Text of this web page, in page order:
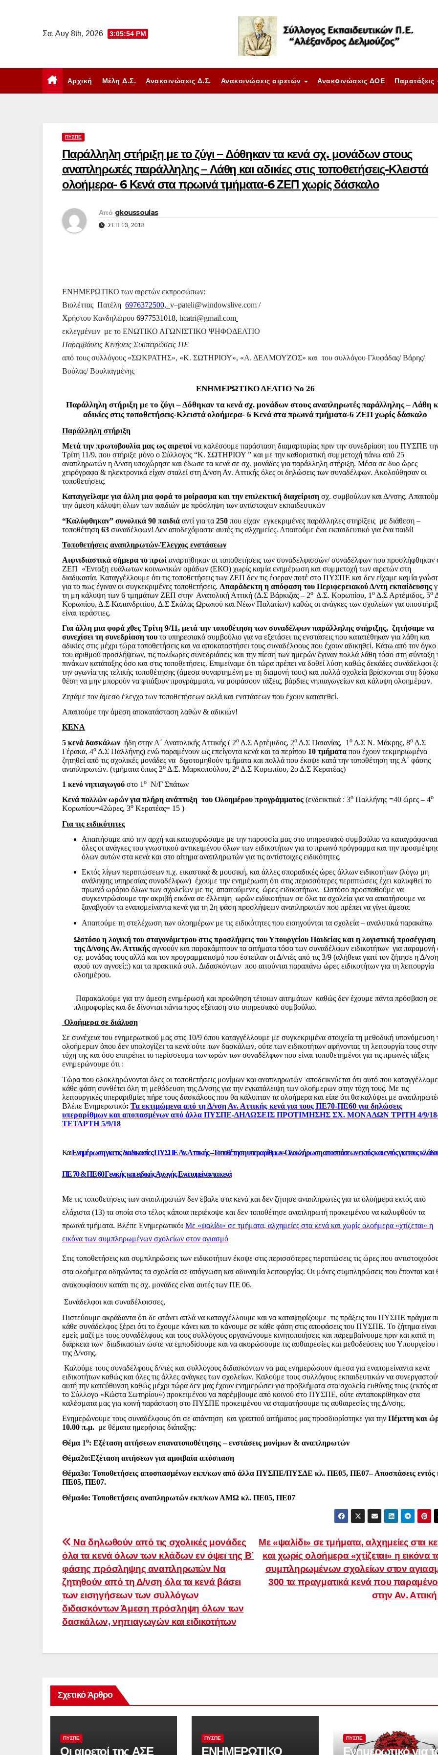
Σα. Αυγ 8th, 2026 3:05:55 PM
Αρχική Μέλη Δ.Σ. Ανακοινώσεις Δ.Σ. Ανακοινώσεις αιρετών Ανακoινώσεις ΔΟΕ Παρατάξεις
ΠΥΣΠΕ
Παράλληλη στήριξη με το ζύγι – Δόθηκαν τα κενά σχ. μονάδων στους
αναπληρωτές παράλληλης – Λάθη και αδικίες στις τοποθετήσεις-Κλειστά
ολοήμερα- 6 Κενά στα πρωινά τμήματα-6 ΖΕΠ χωρίς δάσκαλο
Από gkoussoulas
ΣΕΠ 13, 2018
ΕΝΗΜΕΡΩΤΙΚΟ των αιρετών εκπροσώπων:
Βιολέττας Πατέλη 6976372500, v–pateli@windowslive.com /
Χρήστου Κανδηλώρου 6977531018, hcatri@gmail.com
εκλεγμένων με το ΕΝΩΤΙΚΟ ΑΓΩΝΙΣΤΙΚΟ ΨΗΦΟΔΕΛΤΙΟ
Παρεμβάσεις Κινήσεις Συσπειρώσεις ΠΕ
από τους συλλόγους «ΣΩΚΡΑΤΗΣ», «Κ. ΣΩΤΗΡΙΟΥ», «Α. ΔΕΛΜΟΥΖΟΣ» και του συλλόγου Γλυφάδας/ Βάρης/
Βούλας/ Βουλιαγμένης
ΕΝΗΜΕΡΩΤΙΚΟ ΔΕΛΤΙΟ Νο 26
Παράλληλη στήριξη με το ζύγι – Δόθηκαν τα κενά σχ. μονάδων στους αναπληρωτές παράλληλης – Λάθη
αδικίες στις τοποθετήσεις-Κλειστά ολοήμερα- 6 Κενά στα πρωινά τμήματα-6 ΖΕΠ χωρίς δάσκαλο
Παράλληλη στήριξη
Μετά την πρωτοβουλία μας ως αιρετοί να καλέσουμε παράσταση διαμαρτυρίας πριν την συνεδρίαση του ΠΥΣΠΕ
Τρίτη 11/9, που στήριξε μόνο ο Σύλλογος “Κ. ΣΩΤΗΡΙΟΥ ” και με την καθοριστική συμμετοχή πάνω από 25
αναπληρωτών η Δ/νση υποχώρησε και έδωσε τα κενά σε σχ. μονάδες για παράλληλη στήριξη. Μέσα σε δυο ώρες
χειρόγραφα & ηλεκτρονικά είχαν σταλεί στη Δ/νση Αν. Αττικής όλες οι δηλώσεις των συναδέλφων. Ακολούθησαν οι
τοποθετήσεις.
Καταγγείλαμε για άλλη μια φορά το μοίρασμα και την επιλεκτική διαχείριση σχ. συμβούλων και Δ/νσης.
την άμεση κάλυψη όλων των παιδιών με πρόσληψη των αντίστοιχων εκπαιδευτικών
“Καλύφθηκαν” συνολικά 90 παιδιά αντί για τα 250 που είχαν εγκεκριμένες παράλληλες στηρίξεις με διάθεση –
τοποθέτηση 63 συναδέλφων! Δεν αποδεχόμαστε αυτές τις αλχημείες. Απαιτούμε ένα εκπαιδευτικό για ένα παιδί!
Τοποθετήσεις αναπληρωτών-Έλεγχος ενστάσεων
Αιφνιδιαστικά σήμερα το πρωί αναρτήθηκαν οι τοποθετήσεις των συναδελφισσών/ συναδέλφων που προσλήφθηκαν
ΖΕΠ «Ένταξη ευάλωτων κοινωνικών ομάδων (ΕΚΟ) χωρίς καμία ενημέρωση και συμμετοχή των αιρετών στη
διαδικασία. Καταγγέλλουμε ότι τις τοποθετήσεις των ΖΕΠ δεν τις έφεραν ποτέ στο ΠΥΣΠΕ και δεν είχαμε καμία
για το πως έγιναν οι συγκεκριμένες τοποθετήσεις. Απαράδεκτη η απόφαση του Περιφερειακού Δ/ντη εκπαίδευσης
τη μη κάλυψη των 6 τμημάτων ΖΕΠ στην Ανατολική Αττική (Δ.Σ Βάρκιζας – 2ο Δ.Σ. Κορωπίου, 1 ο Δ.Σ Αρτέμιδος, 5ο
Κορωπίου, Δ.Σ Καπανδριτίου, Δ.Σ Σκάλας Ωρωπού και Νέων Παλατίων) καθώς οι ανάγκες των σχολείων για
είναι τεράστιες.
Για άλλη μια φορά χθες Τρίτη 9/11, μετά την τοποθέτηση των συναδέλφων παράλληλης στήριξης, ζητήσαμε να
συνεχίσει τη συνεδρίαση του το υπηρεσιακό συμβούλιο για να εξετάσει τις ενστάσεις που κατατέθηκαν για λάθη και
αδικίες στις μέχρι τώρα τοποθετήσεις και να αποκαταστήσει τους συναδέλφους που έχουν αδικηθεί. Κάτω από τον όγκο
του αριθμού προσλήψεων, τις πολύωρες συνεδριάσεις και την πίεση των ημερών έγιναν πολλά λάθη τόσο στη σύνταξη
πινάκων κατάταξης όσο και στις τοποθετήσεις. Επιμείναμε ότι τώρα πρέπει να δοθεί λύση καθώς δεκάδες συνάδελφοι
την αγωνία της τελικής τοποθέτησης (άμεσα συναρτημένη με τη διαμονή τους) και πολλά σχολεία βρίσκονται στη
θέση να μην μπορούν να φτιάξουν προγράμματα, να μοιράσουν τάξεις, βάρδιες νηπιαγωγείων και κάλυψη ολοημέρων.
Ζητάμε τον άμεσο έλεγχο των τοποθετήσεων αλλά και ενστάσεων που έχουν κατατεθεί.
Απαιτούμε την άμεση αποκατάσταση λαθών & αδικιών!
ΚΕΝΑ
5 κενά δασκάλων ήδη στην Α΄ Ανατολικής Αττικής ( 2ο Δ.Σ Αρτέμιδος, 2ο Δ.Σ Παιανίας, 1 ο Δ.Σ Ν. Μάκρης, 8ο Δ.Σ
Γέρακα, 4ο Δ.Σ Παλλήνης) ενώ παραμένουν ως επείγοντα κενά και τα περίπου 10 τμήματα που έχουν τεκμηριωμένα
ζητηθεί από τις σχολικές μονάδες να διχοτομηθούν τμήματα και πολλά που έκοψε κατά την τοποθέτηση της Α΄ φάσης
αναπληρωτών. (τμήματα όπως 2ο Δ.Σ. Μαρκοπούλου, 2ο Δ.Σ Κορωπίου, 2ο Δ.Σ Κερατέας)
1 κενό νηπιαγωγού στο 1 ο Ν/Γ Σπάτων
Κενά πολλών ωρών για πλήρη ανάπτυξη του Ολοημέρου προγράμματος (ενδεικτικά : 3ο Παλλήνης =40 ώρες – 4ο
Κορωπίου=42ώρες, 3ο Κερατέας= 15 )
Για τις ειδικότητες
Απαιτήσαμε από την αρχή και κατοχυρώσαμε με την παρουσία μας στο υπηρεσιακό συμβούλιο να καταγράφονται
όλες οι ανάγκες του γνωστικού αντικειμένου όλων των ειδικοτήτων για το πρωινό πρόγραμμα και την
όλων αυτών στα κενά και στο αίτημα αναπληρωτών για τις αντίστοιχες ειδικότητες.
Εκτός λίγων περιπτώσεων π.χ. εικαστικά & μουσική, και άλλες σποραδικές ώρες άλλων ειδικοτήτων (λόγω μη
ανάληψης υπηρεσίας συναδέλφων) έχουμε την ενημέρωση ότι στις περισσότερες περιπτώσεις έχει καλυφθεί το
πρωινό ωράριο όλων των σχολείων με τις απαιτούμενες ώρες ειδικοτήτων. Ωστόσο προσπαθούμε να
συγκεντρώσουμε την ακριβή εικόνα σε έλλειψη ωρών ειδικοτήτων σε όλα τα σχολεία για να απαιτήσουμε να
ξαναβγούν τα εναπομείναντα κενά για τη 2η φάση προσλήψεων αναπληρωτών που πρέπει να γίνει άμεσα.
Απαιτούμε τη στελέχωση των ολοημέρων με τις ειδικότητες που εισηγούνται τα σχολεία – αναλυτικά παρακάτω
Ωστόσο η λογική του σταγονόμετρου στις προσλήψεις του Υπουργείου Παιδείας και η λογιστική προσέγγιση
της Δ/νσης Αν. Αττικής αγνοούν και παρακάμπτουν τα αιτήματα τόσο των συναδέλφων ειδικοτήτων για παραμονή
σχ. μονάδας τους αλλά και τον προγραμματισμό που έστειλαν οι Δ/ντές από τις 3/9 (αλήθεια γιατί τον ζήτησε η Δ/νση
αφού τον αγνοεί;;) και τα πρακτικά συλ. Διδασκόντων που αιτούνται παραπάνω ώρες ειδικοτήτων για τη λειτουργία
ολοημέρου.
Παρακαλούμε για την άμεση ενημέρωσή και προώθηση τέτοιων αιτημάτων καθώς δεν έχουμε πάντα πρόσβαση σε
πληροφορίες και δε δίνονται πάντα προς εξέταση στο υπηρεσιακό συμβούλιο.
Ολοήμερα σε διάλυση
Σε συνέχεια του ενημερωτικού μας στις 10/9 όπου καταγγέλλουμε με συγκεκριμένα στοιχεία τη μεθοδική υπονόμευση
ολοήμερων όπου δεν υπολογίζει τα κενά ούτε των δασκάλων, ούτε των ειδικοτήτων αφήνοντας τη λειτουργία τους στην
τύχη της και όσο επιτρέπει το περίσσευμα των ωρών των συναδέλφων που είναι τοποθετημένοι για τις πρωινές τάξεις
ενημερώνουμε ότι :
Τώρα που ολοκληρώνονται όλες οι τοποθετήσεις μονίμων και αναπληρωτών αποδεικνύεται ότι αυτό που
κάθε φάση συνθέτει όλη τη μεθόδευση της Δ/νσης για την εγκατάλειψη των ολοήμερων στην τύχη τους. Με τις
λειτουργικές υπεραριθμίες πήρε τους δασκάλους που θα κάλυπταν τα ολοήμερα και είπε ότι θα καλύψει με
Βλέπε Ενημερωτικό: Τα εκτιμώμενα από τη Δ/νση Αν. Αττικής κενά για τους ΠΕ70-ΠΕ60 για δηλώσεις
υπεραρίθμων και αποπασμένων από άλλα ΠΥΣΠΕ-ΔΗΛΩΣΕΙΣ ΠΡΟΤΙΜΗΣΗΣ ΣΧ. ΜΟΝΑΔΩΝ ΤΡΙΤΗ 4/9/
ΤΕΤΑΡΤΗ 5/9/18
ΚαιΕνημέρωση για τις διαδικασίες ΠΥΣΠΕ Αν. Αττικής –Τοποθέτηση υπεραρίθμων-Ολοκλήρωση αποσπάσεων εκτός και εντός για τους
ΠΕ 70 & ΠΕ 60 Γενικής και ειδικής Αγωγής-Εναπομείναντα κενά
Με τις τοποθετήσεις των αναπληρωτών δεν έβαλε στα κενά και δεν ζήτησε αναπληρωτές για τα ολοήμερα εκτός από
ελάχιστα (13) τα οποία στο τέλος κάποια περιέκοψε και δεν τοποθέτησε αναπληρωτή προκειμένου να καλυφθούν τα
πρωινά τμήματα. Βλέπε Ενημερωτικό: Με «ψαλίδι» σε τμήματα, αλχημείες στα κενά και χωρίς ολοήμερα «χτίζεται» η
εικόνα των συμπληρωμένων σχολείων στον αγιασμό
Στις τοποθετήσεις και συμπληρώσεις των ειδικοτήτων έκοψε στις περισσότερες περιπτώσεις τις ώρες που
στα ολοήμερα οδηγώντας τα σχολεία σε απόγνωση και αδυναμία λειτουργίας. Οι μόνες συμπληρώσεις που έπονται και
ανακουφίσουν κατάτι τις σχ. μονάδες είναι αυτές των ΠΕ 06.
Συνάδελφοι και συναδέλφισσες,
Πιστεύουμε ακράδαντα ότι δε φτάνει απλά να καταγγέλλουμε και να καταψηφίζουμε τις πράξεις του ΠΥΣΠΕ πράγμα
κάθε συνάδελφος ξέρει ότι το έχουμε κάνει και το κάνουμε σε κάθε φάση στις αποφάσεις του ΠΥΣΠΕ. Το ζήτημα είναι
εμείς μαζί με τους συναδέλφους και τους συλλόγους οργανώνουμε κινητοποιήσεις και παρεμβαίνουμε πριν και κατά τη
διάρκεια των διαδικασιών ώστε να εμποδίσουμε και να ακυρώσουμε τις αυθαιρεσίες και μεθοδεύσεις του Υπουργείου
της Δ/νσης.
Καλούμε τους συναδέλφους δ/ντές και συλλόγους διδασκόντων να μας ενημερώσουν άμεσα για εναπομείναντα κενά
ειδικοτήτων καθώς και όλες τις άλλες ανάγκες των σχολείων. Καλούμε τους συλλόγους εκπαιδευτικών να
αυτή την κατεύθυνση καθώς μέχρι τώρα δεν μας έχουν ενημερώσει για προβλήματα στα σχολεία ευθύνης τους (εκτός
το Σύλλογο «Κώστα Σωτηρίου») προκειμένου να παρέμβουμε από κοινού στο ΠΥΣΠΕ, ούτε ανταποκρίθηκαν στα
καλέσματα μας για κοινή παράσταση στο ΠΥΣΠΕ προκειμένου να σταματήσουμε τις αυθαιρεσίες της Δ/νσης.
Ενημερώνουμε τους συναδέλφους ότι σε απάντηση και γραπτού αιτήματος μας προσδιορίστηκε για την Πέμπτη και
10.00 π.μ. με θέματα ημερήσιας διάταξης:
Θέμα 1ο: Εξέταση αιτήσεων επανατοποθέτησης – ενστάσεις μονίμων & αναπληρωτών
Θέμα2ο:Εξέταση αιτήσεων για αμοιβαία απόσπαση
Θέμα3ο: Τοποθετήσεις αποσπασμένων εκπ/κων από άλλα ΠΥΣΠΕ/ΠΥΣΔΕ κλ. ΠΕ05, ΠΕ07– Αποσπάσεις εντός
ΠΕ05, ΠΕ07.
Θέμα4ο: Τοποθετήσεις αναπληρωτών εκπ/κων ΑΜΩ κλ. ΠΕ05, ΠΕ07
Πλοήγηση
άρθρων
Με «ψαλίδι» σε τμήματα, αλχημείες στα
και χωρίς ολοήμερα «χτίζεται» η εικόνα
συμπληρωμένων σχολείων στον
300 τα πραγματικά κενά που
στην Αν. Αττική
Να δηλωθούν από τις σχολικές μονάδες
όλα τα κενά όλων των κλάδων εν όψει της Β΄
φάσης πρόσληψης αναπληρωτών Να
ζητηθούν από τη Δ/νση όλα τα κενά βάσει
των εισηγήσεων των συλλόγων
διδασκόντων Άμεση πρόσληψη όλων των
δασκάλων, νηπιαγωγών και ειδικοτήτων
Σχετικό Άρθρο
ΠΥΣΠΕ
Οι αιρετοί της ΑΣΕ
ΠΥΣΠΕ
ΕΝΗΜΕΡΩΤΙΚΟ
ΠΥΣΠΕ
Ενημερωτικό για